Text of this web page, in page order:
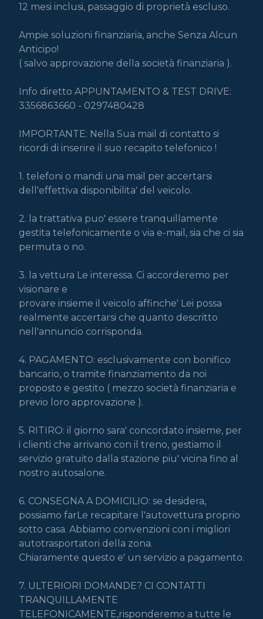
12 mesi inclusi, passaggio di proprietà escluso.
Ampie soluzioni finanziaria, anche Senza Alcun
Anticipo!
( salvo approvazione della società finanziaria ).
Info diretto APPUNTAMENTO & TEST DRIVE:
3356863660 - 0297480428
IMPORTANTE: Nella Sua mail di contatto si
ricordi di inserire il suo recapito telefonico !
1. telefoni o mandi una mail per accertarsi
dell'effettiva disponibilita' del veicolo.
2. la trattativa puo' essere tranquillamente
gestita telefonicamente o via e-mail, sia che ci sia
permuta o no.
3. la vettura Le interessa. Ci accorderemo per
visionare e
provare insieme il veicolo affinche' Lei possa
realmente accertarsi che quanto descritto
nell'annuncio corrisponda.
4. PAGAMENTO: esclusivamente con bonifico
bancario, o tramite finanziamento da noi
proposto e gestito ( mezzo società finanziaria e
previo loro approvazione ).
5. RITIRO: il giorno sara' concordato insieme, per
i clienti che arrivano con il treno, gestiamo il
servizio gratuito dalla stazione piu' vicina fino al
nostro autosalone.
6. CONSEGNA A DOMICILIO: se desidera,
possiamo farLe recapitare l'autovettura proprio
sotto casa. Abbiamo convenzioni con i migliori
autotrasportatori della zona.
Chiaramente questo e' un servizio a pagamento.
7. ULTERIORI DOMANDE? CI CONTATTI
TRANQUILLAMENTE
TELEFONICAMENTE,risponderemo a tutte le